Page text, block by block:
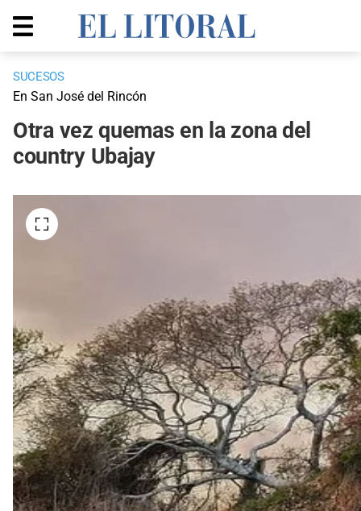
SUCESOS
En San José del Rincón
Otra vez quemas en la zona del
country Ubajay